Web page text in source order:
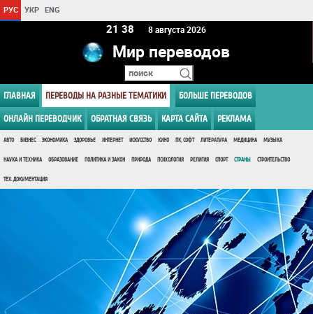
РУС УКР ENG
21:38 8 августа 2026
Мир переводов
ГЛАВНАЯ ПЕРЕВОДЫ НА РАЗНЫЕ ТЕМАТИКИ БОЛЬШЕ ПЕРЕВОДОВ
ОНЛАЙН ПЕРЕВОДЧИК ОБРАТНАЯ СВЯЗЬ КАРТА САЙТА РЕКЛАМА
АВТО БИЗНЕС ЭКОНОМИКА ЗДОРОВЬЕ ИНТЕРНЕТ ИСКУССТВО КИНО ПК, СОФТ ЛИТЕРАТУРА МЕДИЦИНА МУЗЫКА
НАУКА И ТЕХНИКА ОБРАЗОВАНИЕ ПОЛИТИКА И ЗАКОН ПРИРОДА ПСИХОЛОГИЯ РЕЛИГИЯ СПОРТ СТРАНЫ СТРОИТЕЛЬСТВО
ТЕХ. ДОКУМЕНТАЦИЯ